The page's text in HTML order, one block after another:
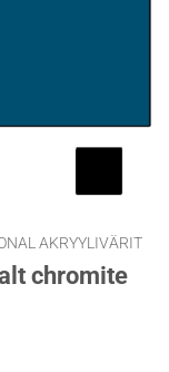
AKRYYLIVÄRIT
chromite